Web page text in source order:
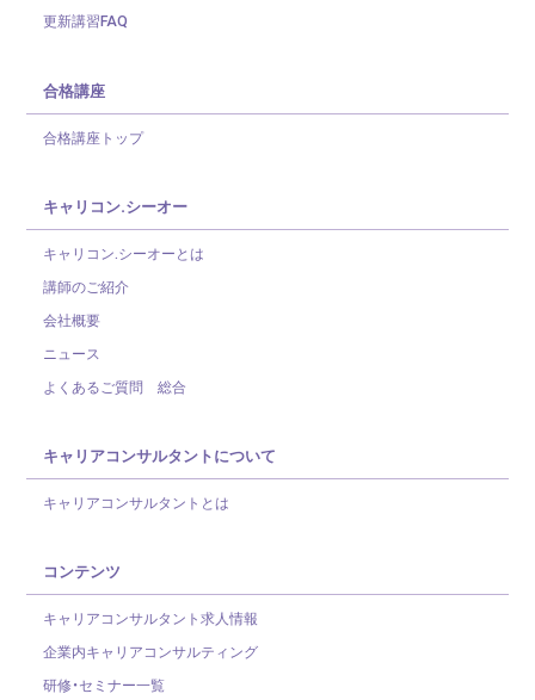
更新講習FAQ
合格講座
合格講座トップ
キャリコン.シーオー
キャリコン.シーオーとは
講師のご紹介
会社概要
ニュース
よくあるご質問 総合
キャリアコンサルタントについて
キャリアコンサルタントとは
コンテンツ
キャリアコンサルタント求人情報
企業内キャリアコンサルティング
研修・セミナー一覧